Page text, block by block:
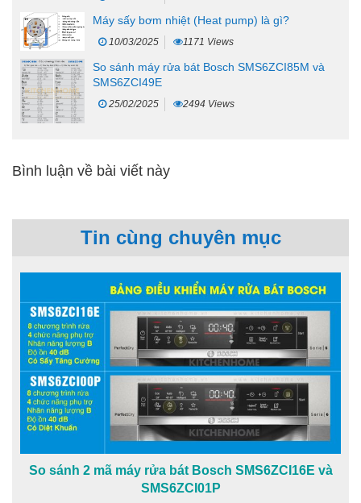
Máy sấy bơm nhiệt (Heat pump) là gì?
10/03/2025 1171 Views
So sánh máy rửa bát Bosch SMS6ZCI85M và
SMS6ZCI49E
25/02/2025 2494 Views
Bình luận về bài viết này
Tin cùng chuyên mục
So sánh 2 mã máy rửa bát Bosch SMS6ZCI16E và
SMS6ZCI01P